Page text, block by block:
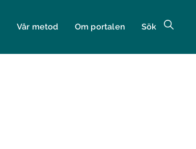
Vår metod Om portalen Sök